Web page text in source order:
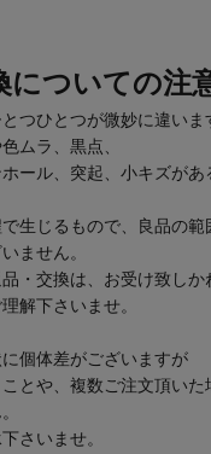
についての注
つひとつが微妙に違いま
ムラ、黒点、
ール、突起、小キズがあ
生じるもので、良品の
ません。
・交換は、お受け致しか
解下さいませ。
個体差がございますが
とや、複数ご注文頂いた
さいませ。